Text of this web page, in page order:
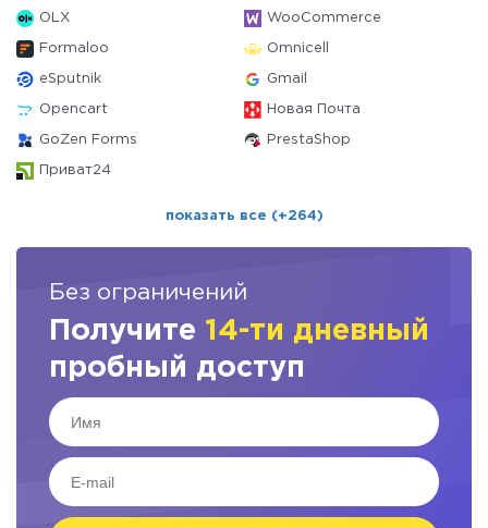
OLX WooCommerce
Formaloo Omnicell
eSputnik Gmail
Opencart Новая Почта
GoZen Forms PrestaShop
Приват24
показать все (+264)
Без ограничений
Получите 14-ти дневный
пробный доступ